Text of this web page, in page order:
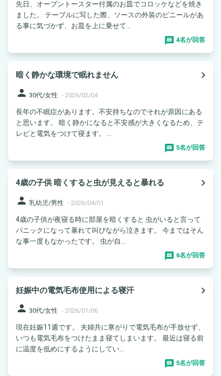
先日、オーブントースター付属のお皿でコロッケなどを焼き
ました。 テーブルに写した際、ソースの外装のビニールがあ
る事に気づかず、お皿を上に乗せて...
4名が回答
暗く静かな環境で眠れません
navigate_next
person 30代/女性 - 2026/02/04
長年の不眠症があります。不安持ちなのでそれが原因にある
と思います。 暗く静かになると不安感が大きくなるため、テ
レビと電気をつけて寝ます。 ...
5名が回答
4歳の子供 暗くすると虫が見えると暴れる
navigate_next
person 乳幼児/男性 - 2026/04/01
4歳の子供が夜寝る時に部屋を暗くすると 虫がいると言って
パニックになって暴れて叫びながら泣きます。 今まではそん
な事一度もなかったです。 虫が自...
6名が回答
妊娠中の電気毛布使用による寝汗
navigate_next
person 30代/女性 - 2026/01/06
現在妊娠11週です。 夫婦共に寒がりで電気毛布が手放せず、
いつも電気毛布をつけたまま寝てしまいます。 最近は寝る前
に温度を低めにするようにしてい...
5名が回答